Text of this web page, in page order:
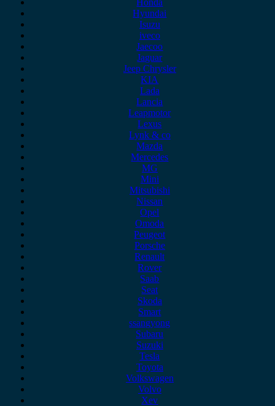
Honda
Hyundai
Isuzu
iveco
Jaecoo
Jaguar
Jeep Chrysler
KIA
Lada
Lancia
Leapmotor
Lexus
Lynk & co
Mazda
Mercedes
MG
Mini
Mitsubishi
Nissan
Opel
Omoda
Peugeot
Porsche
Renault
Rover
Saab
Seat
Skoda
Smart
ssangyong
Subaru
Suzuki
Tesla
Toyota
Volkswagen
Volvo
Xev